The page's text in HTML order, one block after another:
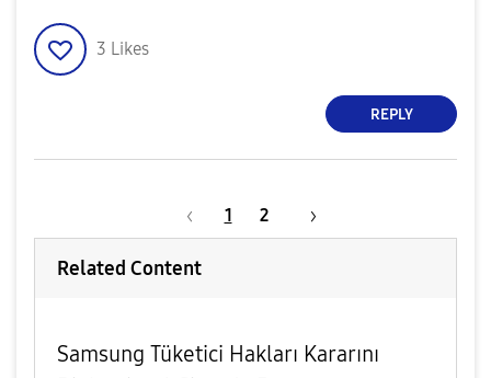
3 Likes
REPLY
1 2
Related Content
Samsung Tüketici Hakları Kararını